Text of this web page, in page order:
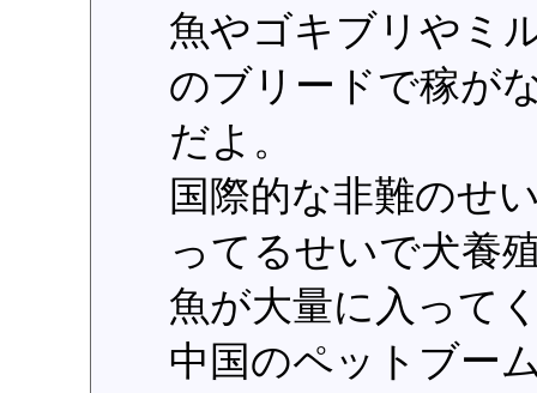
魚やゴキブリやミ
のブリードで稼が
だよ。
国際的な非難のせ
ってるせいで犬養
魚が大量に入って
中国のペットブー